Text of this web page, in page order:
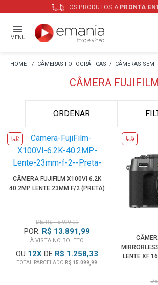
ENVIAMOS PARA TODO
MENU
CÂMERAS FOTOGRÁFICAS CÂMERAS SEMI
CÂMERA FUJIFILM
ORDENAR
CÂMERA FUJIFILM X100VI 6.2K
40.2MP LENTE 23MM F/2 (PRETA)
DE: R$ 15.099,99
POR: R$ 13.891,99
À VISTA NO BOLETO
OU 12X DE R$ 1.258,33
TOTAL PARCELADO R$ 15.099,99
LENTE XF